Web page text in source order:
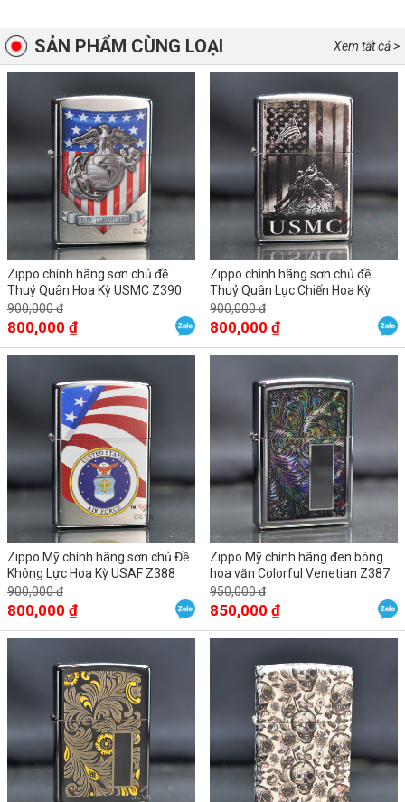
Xem tất cả >
SẢN PHẨM CÙNG LOẠI
Zippo chính hãng sơn chủ đề
Thuỷ Quân Hoa Kỳ USMC Z390
900,000 đ
800,000 ₫
Zippo chính hãng sơn chủ đề
Thuỷ Quân Lục Chiến Hoa Kỳ
USMC
900,000 đ
800,000 ₫
Zippo Mỹ chính hãng sơn chủ Đề
Không Lực Hoa Kỳ USAF Z388
900,000 đ
800,000 ₫
Zippo Mỹ chính hãng đen bóng
hoa văn Colorful Venetian Z387
950,000 đ
850,000 ₫